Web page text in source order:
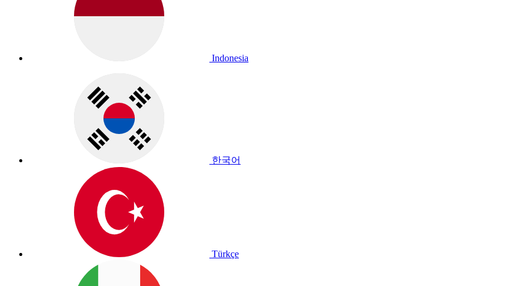
Indonesia
한국어
Türkçe